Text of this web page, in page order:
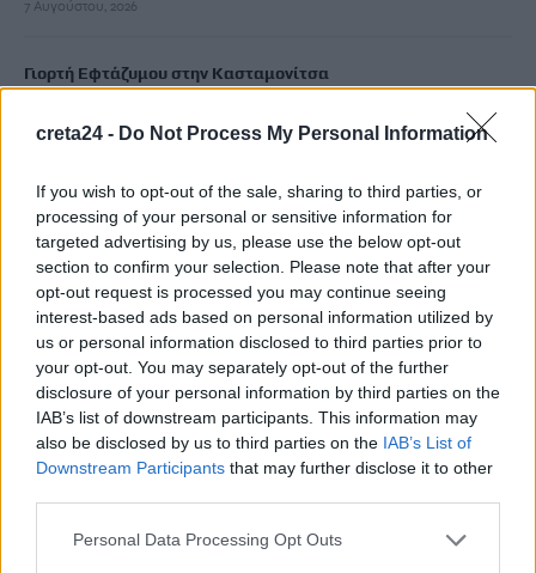
creta24 - Do Not Process My Personal Information
If you wish to opt-out of the sale, sharing to third parties, or
processing of your personal or sensitive information for
targeted advertising by us, please use the below opt-out
section to confirm your selection. Please note that after your
opt-out request is processed you may continue seeing
interest-based ads based on personal information utilized by
us or personal information disclosed to third parties prior to
your opt-out. You may separately opt-out of the further
disclosure of your personal information by third parties on the
IAB’s list of downstream participants. This information may
also be disclosed by us to third parties on the IAB’s List of
Downstream Participants that may further disclose it to other
Personal Data Processing Opt Outs
7 Αυγούστου, 2026
Γιορτή Εφτάζυμου στην Κασταμονίτσα
στο Ε1 31ης εβδομάδας
7 Αυγούστου, 2026
Αυτοί είναι οι τέσσερις «ήρωες» της θάλασσας που έσωσαν
πολίτες στη φωτιά του Ρεθύμνου
7 Αυγούστου, 2026
Επίσκεψη της Σέβης Βολουδάκη στην Πυροσβεστική
Υπηρεσία Χανίων
7 Αυγούστου, 2026
Προθεσμία για να απολογηθεί την Τρίτη έλαβε η 46χρονη που